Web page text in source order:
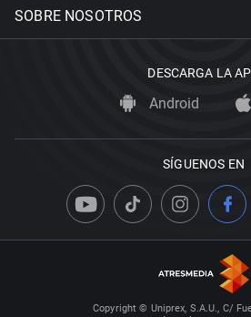
SOBRE NOSOTROS
DESCARGA LA
Android
SÍGUENOS EN
Copyright © Uniprex, S.A.U., C/